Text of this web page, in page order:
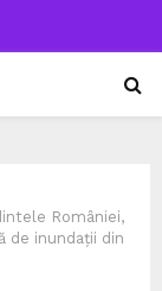
României,
de inundații din